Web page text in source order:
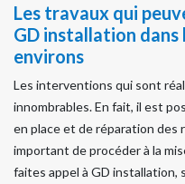
Les travaux qui
GD installation dans
environs
Les interventions qui sont
innombrables. En fait, il est
en place et de réparation
important de procéder à la
faites appel à GD installation,